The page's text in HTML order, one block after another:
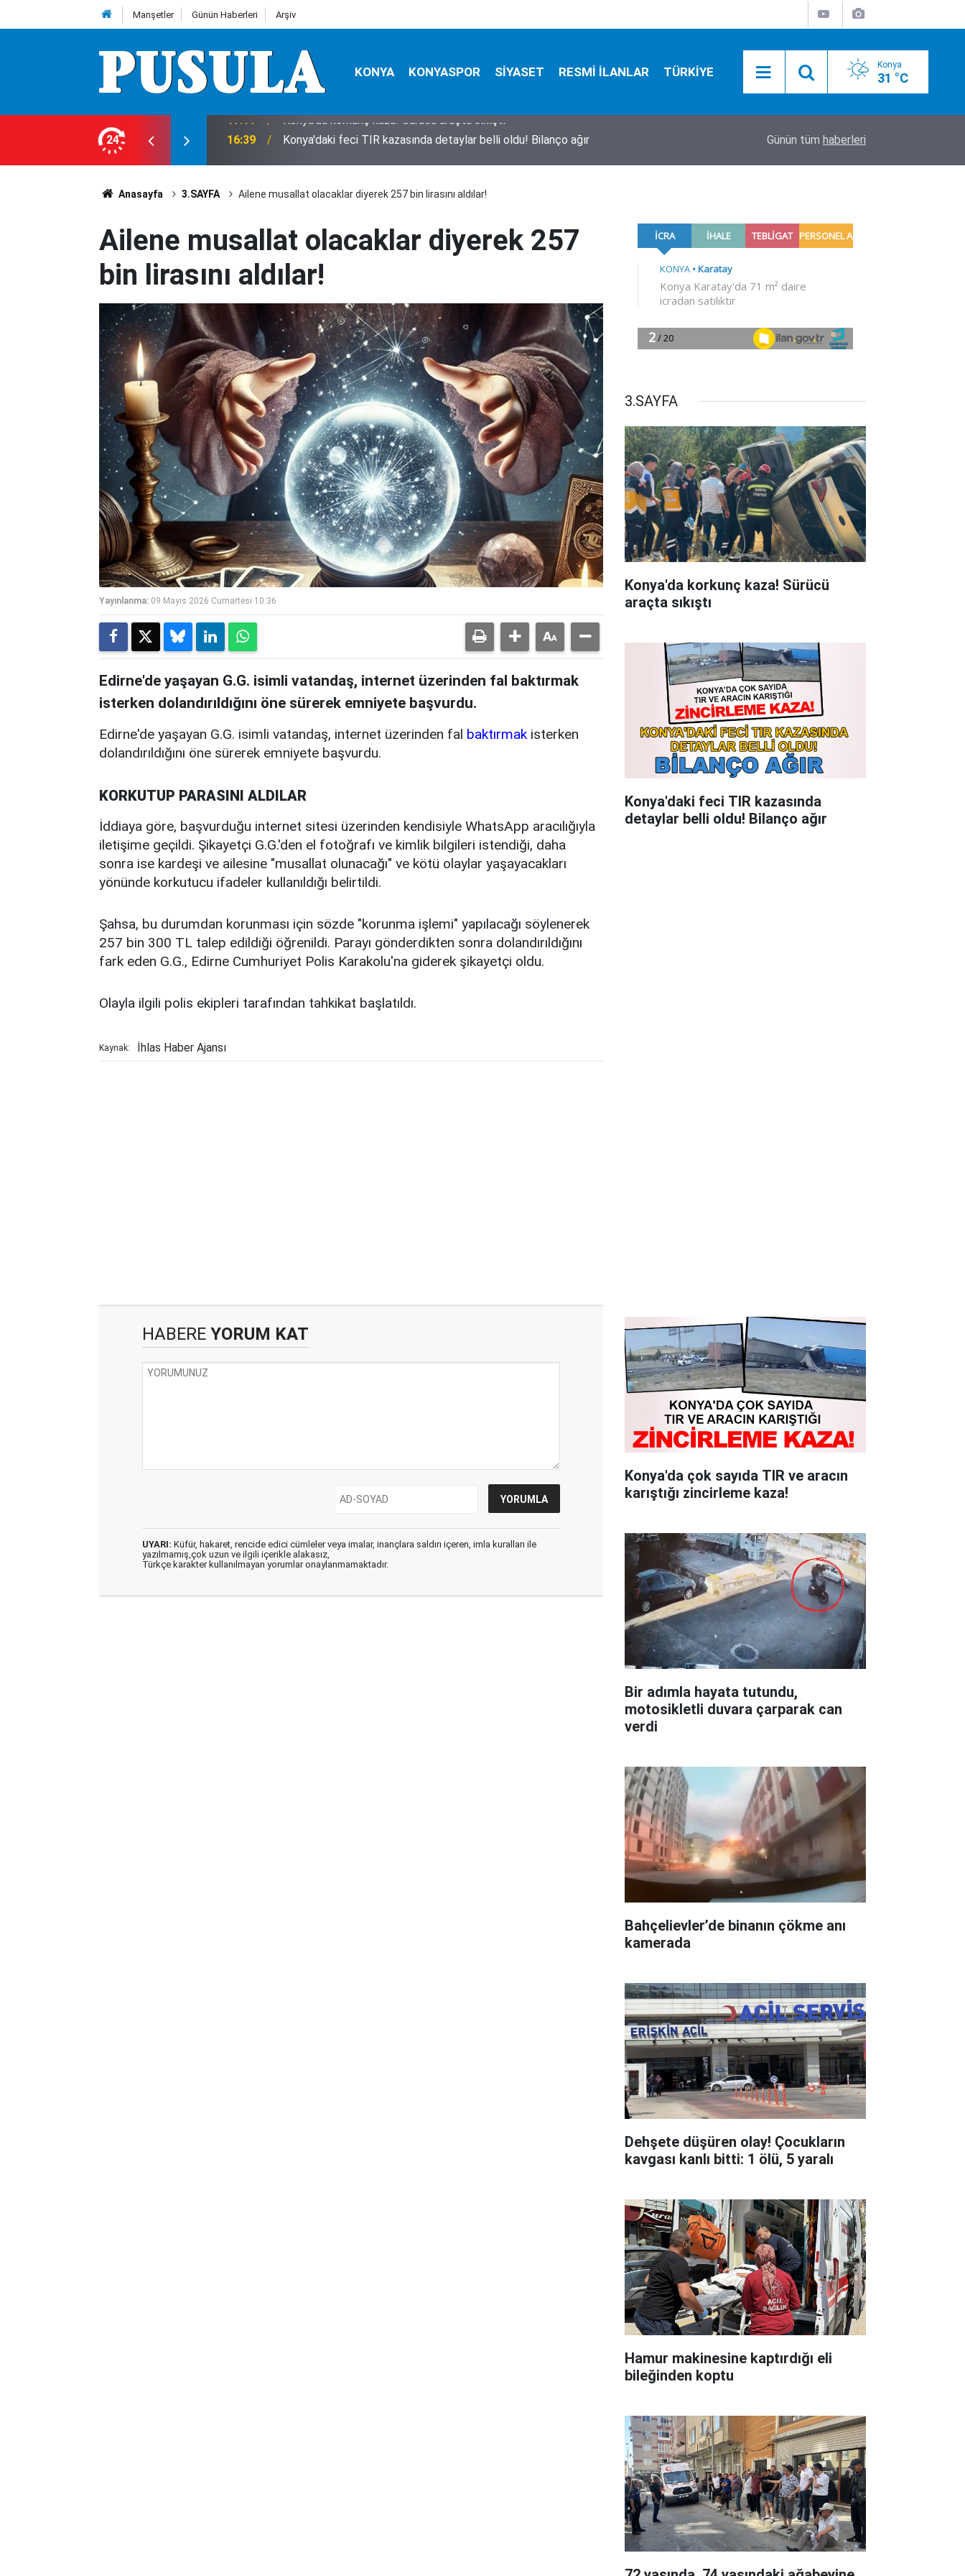
Manşetler Günün Haberleri Arşiv
KONYA KONYASPOR SİYASET RESMİ İLANLAR TÜRKİYE Konya
31 °C
24 16:39 Konya'daki feci TIR kazasında detaylar belli oldu! Bilanço ağır Konya'da bugün vefat edenler! 6 Ağustos 2026
Günün tüm haberleri
Anasayfa 3.SAYFA Ailene musallat olacaklar diyerek 257 bin lirasını aldılar!
Ailene musallat olacaklar diyerek 257
bin lirasını aldılar!
Yayınlanma: 09 Mayıs 2026 Cumartesi 10:36
Edirne'de yaşayan G.G. isimli vatandaş, internet üzerinden fal baktırmak
isterken dolandırıldığını öne sürerek emniyete başvurdu.
Edirne'de yaşayan G.G. isimli vatandaş, internet üzerinden fal baktırmakisterken
dolandırıldığını öne sürerek emniyete başvurdu.
KORKUTUP PARASINI ALDILAR
İddiaya göre, başvurduğu internet sitesi üzerinden kendisiyle WhatsApp aracılığıyla
iletişime geçildi. Şikayetçi G.G.'den el fotoğrafı ve kimlik bilgileri istendiği, daha
sonra ise kardeşi ve ailesine "musallat olunacağı" ve kötü olaylar yaşayacakları
yönünde korkutucu ifadeler kullanıldığı belirtildi.
Şahsa, bu durumdan korunması için sözde "korunma işlemi" yapılacağı söylenerek
257 bin 300 TL talep edildiği öğrenildi. Parayı gönderdikten sonra dolandırıldığını
fark eden G.G., Edirne Cumhuriyet Polis Karakolu'na giderek şikayetçi oldu.
Olayla ilgili polis ekipleri tarafından tahkikat başlatıldı.
Kaynak: İhlas Haber Ajansı
HABERE YORUM KAT
UYARI: Küfür, hakaret, rencide edici cümleler veya imalar, inançlara saldırı içeren, imla kuralları ile
yazılmamış,çok uzun ve ilgili içerikle alakasız,
Türkçe karakter kullanılmayan yorumlar onaylanmamaktadır.
3.SAYFA
Konya'da korkunç kaza! Sürücü
araçta sıkıştı
Konya'daki feci TIR kazasında
detaylar belli oldu! Bilanço ağır
Konya'da çok sayıda TIR ve aracın
karıştığı zincirleme kaza!
Bir adımla hayata tutundu,
motosikletli duvara çarparak can
verdi
Bahçelievler’de binanın çökme anı
kamerada
Dehşete düşüren olay! Çocukların
kavgası kanlı bitti: 1 ölü, 5 yaralı
Hamur makinesine kaptırdığı eli
bileğinden koptu